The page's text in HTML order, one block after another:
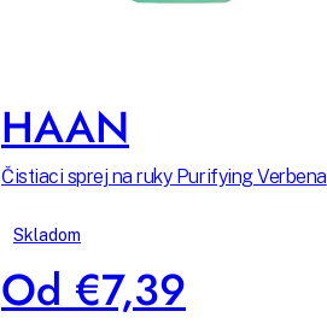
HAAN
Čistiaci sprej na ruky Purifying Verbena
Skladom
Od €7,39